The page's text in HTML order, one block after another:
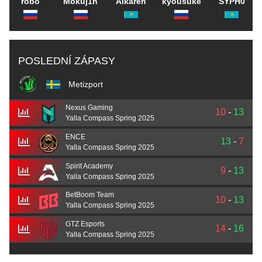
POSLEDNÍ ZÁPASY
Metizport
Nexus Gaming
Yalla Compass Spring 2025
10 - 13
ENCE
Yalla Compass Spring 2025
13 - 7
Spirit Academy
Yalla Compass Spring 2025
9 - 13
BetBoom Team
Yalla Compass Spring 2025
10 - 13
GTZ Esports
Yalla Compass Spring 2025
14 - 16